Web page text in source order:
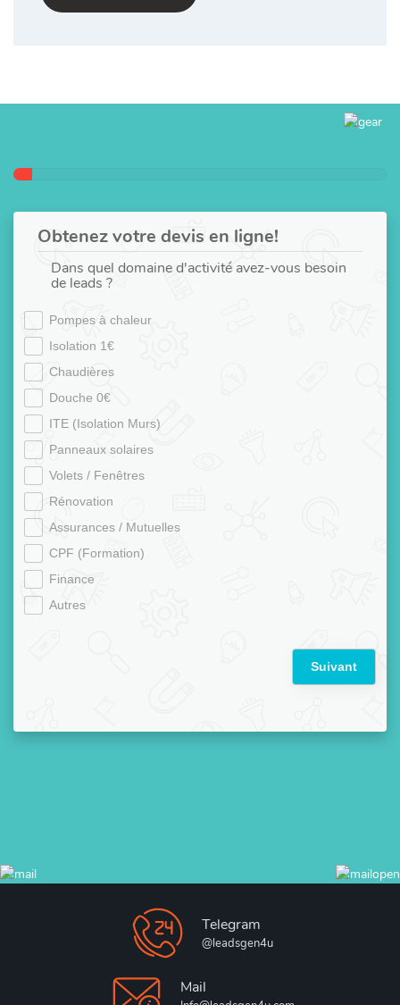
Obtenez votre devis en ligne!
Dans quel domaine d'activité avez-vous besoin
de leads ?
Pompes à chaleur
Isolation 1€
Chaudières
Douche 0€
ITE (Isolation Murs)
Panneaux solaires
Volets / Fenêtres
Rénovation
Assurances / Mutuelles
CPF (Formation)
Finance
Autres
Suivant
Telegram
@leadsgen4u
Mail